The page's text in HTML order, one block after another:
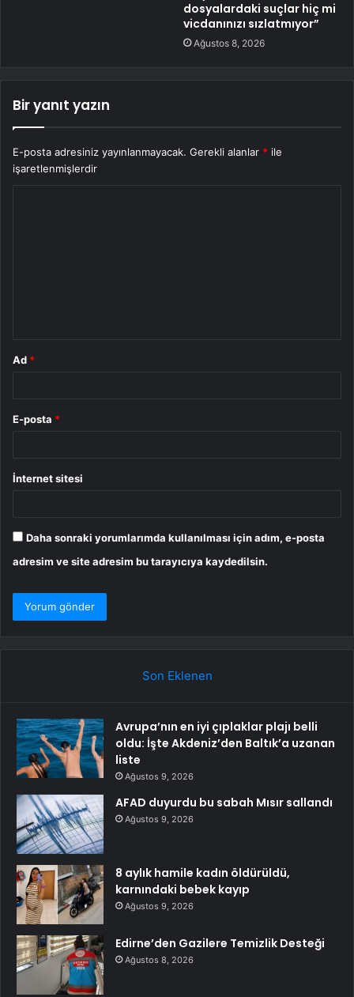
dosyalardaki suçlar hiç mi
vicdanınızı sızlatmıyor”
Ağustos 8, 2026
Bir yanıt yazın
E-posta adresiniz yayınlanmayacak. Gerekli alanlar * ile
işaretlenmişlerdir
Ad *
E-posta *
İnternet sitesi
Daha sonraki yorumlarımda kullanılması için adım, e-posta
adresim ve site adresim bu tarayıcıya kaydedilsin.
Son Eklenen
Avrupa’nın en iyi çıplaklar plajı belli
oldu: İşte Akdeniz’den Baltık’a uzanan
liste
Ağustos 9, 2026
AFAD duyurdu bu sabah Mısır sallandı
Ağustos 9, 2026
8 aylık hamile kadın öldürüldü,
karnındaki bebek kayıp
Ağustos 9, 2026
Edirne’den Gazilere Temizlik Desteği
Ağustos 8, 2026